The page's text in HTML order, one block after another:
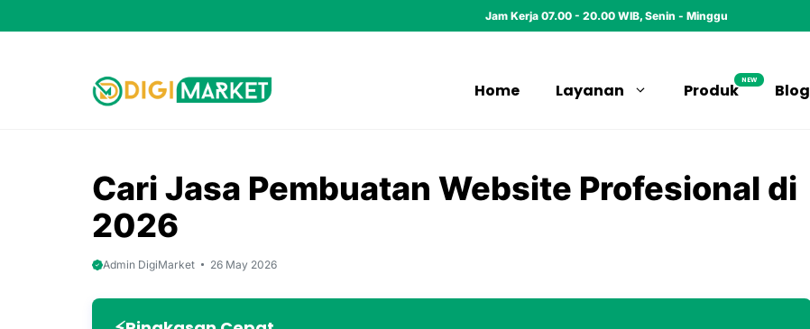
to
Jam Kerja 07.00 - 20.00 WIB, Senin - Minggu
Home Layanan Produk
NEW
Blog
Cari Jasa Pembuatan Website Profesional di
2026
Admin DigiMarket 26 May 2026